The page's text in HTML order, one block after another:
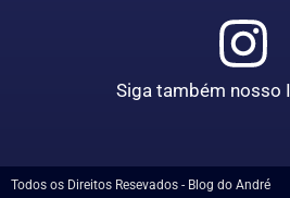
Siga também nosso
Todos os Direitos Resevados - Blog do André